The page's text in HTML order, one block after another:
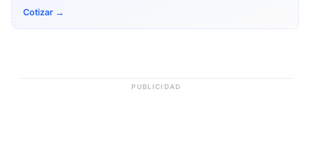
Cotizar →
PUBLICIDAD